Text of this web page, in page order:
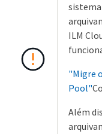
ILM
"Migre
Pool"
Além